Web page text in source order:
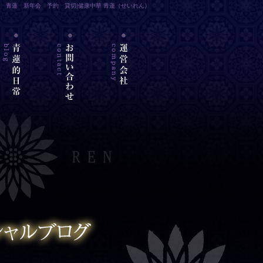
青蓮 新年会 予約 貸切|健康中華 青蓮（せいれん）